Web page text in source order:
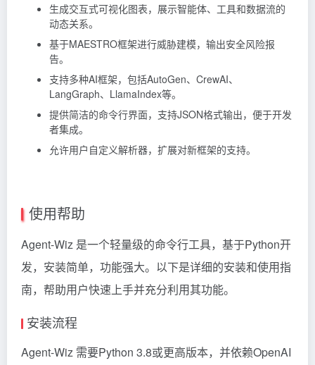
生成交互式可视化图表，展示智能体、工具和数据流的
动态关系。
基于MAESTRO框架进行威胁建模，输出安全风险报
告。
支持多种AI框架，包括AutoGen、CrewAI、
LangGraph、LlamaIndex等。
提供简洁的命令行界面，支持JSON格式输出，便于开发
者集成。
允许用户自定义解析器，扩展对新框架的支持。
使用帮助
Agent-Wiz 是一个轻量级的命令行工具，基于Python开
发，安装简单，功能强大。以下是详细的安装和使用指
南，帮助用户快速上手并充分利用其功能。
安装流程
Agent-Wiz 需要Python 3.8或更高版本，并依赖OpenAI